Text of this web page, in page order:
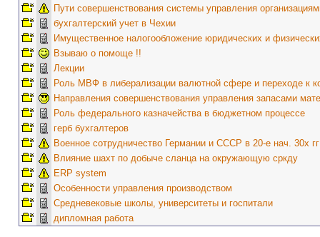
Пути совершенствования системы управления
бухгалтерский учет в Чехии
Имущественное налогообложение юридических и
Взываю о помоще !!
Лекции
Роль МВФ в либерализации валютной сфере и переходе к
Направления совершенствования управления запасами
Роль федерального казначейства в бюджетном процессе
герб бухгалтеров
Военное сотрудничество Германии и СССР в 20-е нач. 30х гг
Влияние шахт по добыче сланца на окружающую сркду
ERP system
Особенности управления производством
Средневековые школы, университеты и госпитали
дипломная работа